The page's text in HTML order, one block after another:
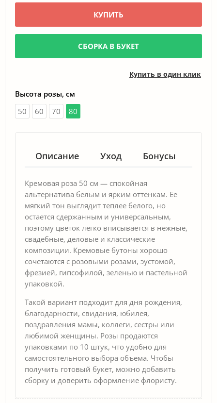
КУПИТЬ
СБОРКА В БУКЕТ
Купить в один клик
Высота розы, см
50
60 70 80
Описание Уход Бонусы
Кремовая роза 50 см — спокойная
альтернатива белым и ярким оттенкам. Ее
мягкий тон выглядит теплее белого, но
остается сдержанным и универсальным,
поэтому цветок легко вписывается в нежные,
свадебные, деловые и классические
композиции. Кремовые бутоны хорошо
сочетаются с розовыми розами, эустомой,
фрезией, гипсофилой, зеленью и пастельной
упаковкой.
Такой вариант подходит для дня рождения,
благодарности, свидания, юбилея,
поздравления мамы, коллеги, сестры или
любимой женщины. Розы продаются
упаковками по 10 штук, что удобно для
самостоятельного выбора объема. Чтобы
получить готовый букет, можно добавить
сборку и доверить оформление флористу.